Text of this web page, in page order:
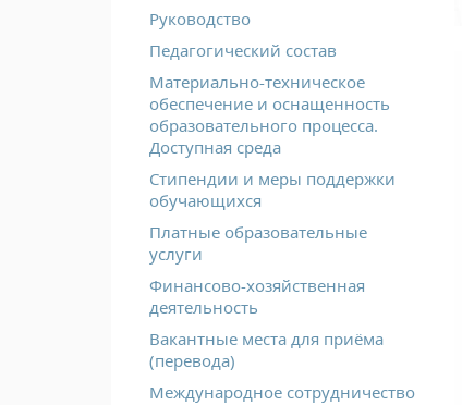
Руководство
Педагогический состав
Материально-техническое
обеспечение и оснащенность
образовательного процесса.
Доступная среда
Стипендии и меры поддержки
обучающихся
Платные образовательные
услуги
Финансово-хозяйственная
деятельность
Вакантные места для приёма
(перевода)
Международное сотрудничество